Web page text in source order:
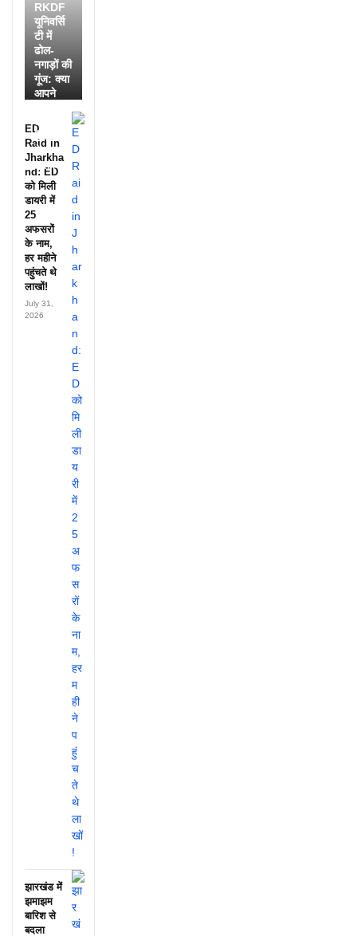
RKDF
यूनिवर्सि
टी में
ढोल-
नगाड़ों की
गूंज: क्या
आपने
आदिवासी
दिवस की
ये
झलक?
ED
Raid in
Jharkha
nd: ED
को मिली
डायरी में
25
अफसरों
के नाम,
हर महीने
पहुंचते थे
लाखों!
July 31,
2026
झारखंड में
झमाझम
बारिश से
बदला